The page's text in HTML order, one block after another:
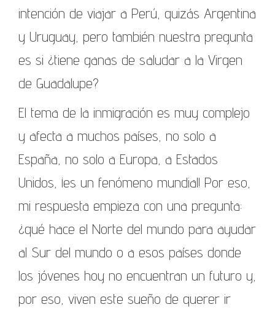
intención de viajar a Perú, quizás Argentina
y Uruguay, pero también nuestra pregunta
es si ¿tiene ganas de saludar a la Virgen
de Guadalupe?
El tema de la inmigración es muy complejo
y afecta a muchos países, no solo a
España, no solo a Europa, a Estados
Unidos, ¡es un fenómeno mundial! Por eso,
mi respuesta empieza con una pregunta:
¿qué hace el Norte del mundo para ayudar
al Sur del mundo o a esos países donde
los jóvenes hoy no encuentran un futuro y,
por eso, viven este sueño de querer ir